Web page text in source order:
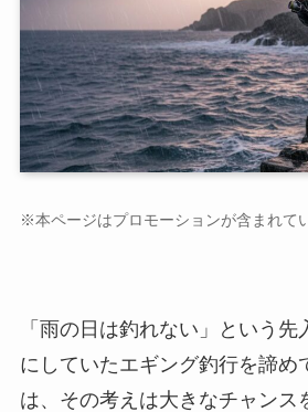
※本ページはプロモーションが含まれて
「雨の日は釣れない」という
にしていたエギング釣行を諦め
は、その考えは大きなチャンス